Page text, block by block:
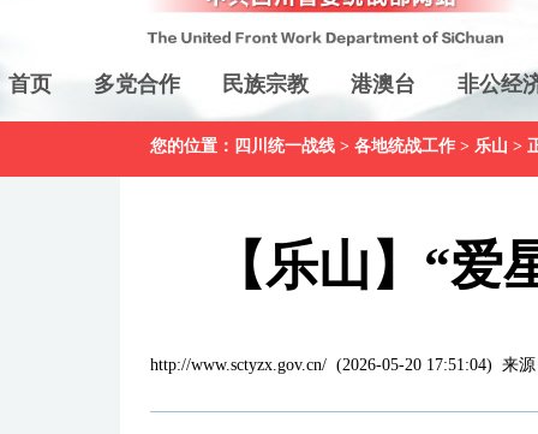
首页 多党合作 民族宗教 港澳台 非公经
您的位置： 四川统一战线 > 各地统战工作 > 乐山 >
【乐山】​“
http://www.sctyzx.gov.cn/ (2026-05-20 17:51:04) 来